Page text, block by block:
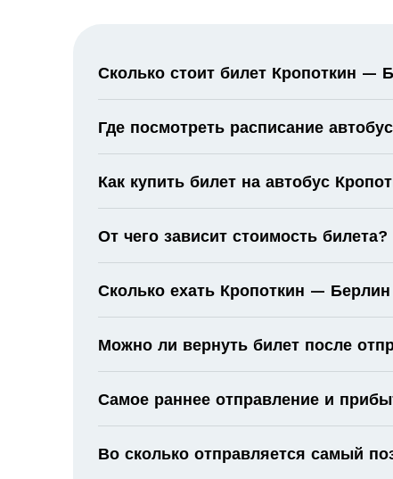
Сколько стоит билет Кропоткин —
Где посмотреть расписание
Как купить билет на автобус
От чего зависит стоимость билета?
Сколько ехать Кропоткин — Берлин
Можно ли вернуть билет после
Самое раннее отправление и
Во сколько отправляется самый